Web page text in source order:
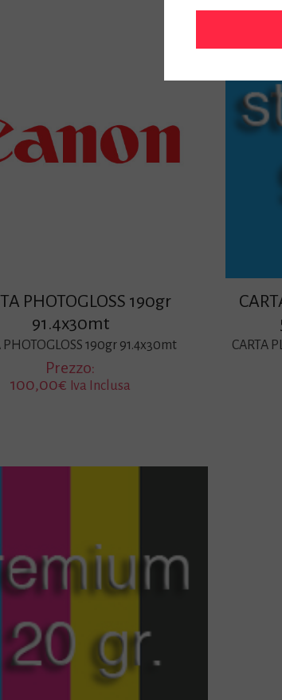
PHOTOGLOSS 190gr
91.4x30mt
PHOTOGLOSS 190gr 91.4x30mt
Prezzo:
100,00€ Iva Inclusa
CARTA